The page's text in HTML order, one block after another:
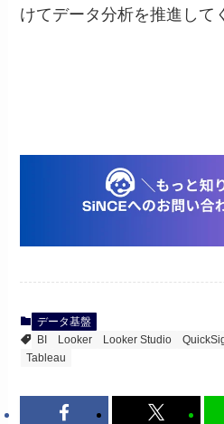
けてデータ分析を推進して
データ基盤
BI
Looker Looker Studio
Tableau